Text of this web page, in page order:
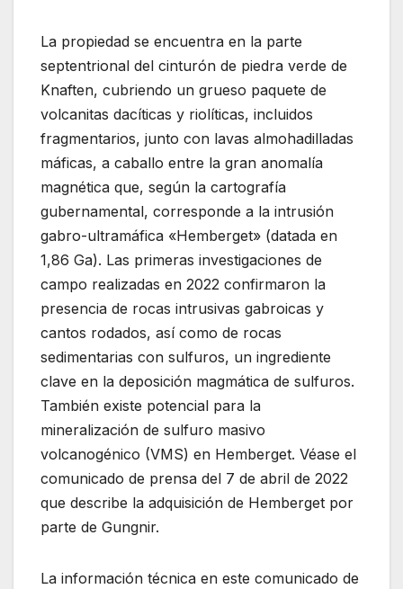
La propiedad se encuentra en la parte
septentrional del cinturón de piedra verde de
Knaften, cubriendo un grueso paquete de
volcanitas dacíticas y riolíticas, incluidos
fragmentarios, junto con lavas almohadilladas
máficas, a caballo entre la gran anomalía
magnética que, según la cartografía
gubernamental, corresponde a la intrusión
gabro-ultramáfica «Hemberget» (datada en
1,86 Ga). Las primeras investigaciones de
campo realizadas en 2022 confirmaron la
presencia de rocas intrusivas gabroicas y
cantos rodados, así como de rocas
sedimentarias con sulfuros, un ingrediente
clave en la deposición magmática de sulfuros.
También existe potencial para la
mineralización de sulfuro masivo
volcanogénico (VMS) en Hemberget. Véase el
comunicado de prensa del 7 de abril de 2022
que describe la adquisición de Hemberget por
parte de Gungnir.
La información técnica en este comunicado de